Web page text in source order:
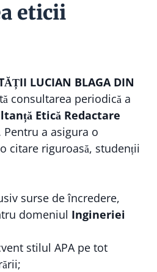
eticii
LUCIAN BLAGA DIN
consultarea periodică a
Etică Redactare
Pentru a asigura o
citare riguroasă, studenții
surse de încredere,
domeniul Ingineriei
stilul APA pe tot